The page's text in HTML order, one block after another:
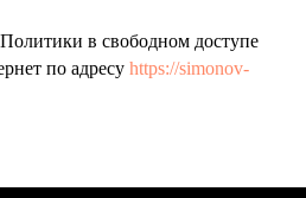
в свободном доступе
по адресу https://simonov-